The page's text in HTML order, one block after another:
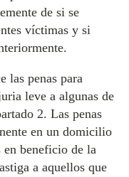
de si se
víctimas y si
las penas para
leve a algunas de
2. Las penas
en un domicilio
beneficio de la
a aquellos que